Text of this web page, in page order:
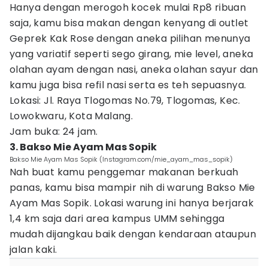
Hanya dengan merogoh kocek mulai Rp8 ribuan
saja, kamu bisa makan dengan kenyang di outlet
Geprek Kak Rose dengan aneka pilihan menunya
yang variatif seperti sego girang, mie level, aneka
olahan ayam dengan nasi, aneka olahan sayur dan
kamu juga bisa refil nasi serta es teh sepuasnya.
Lokasi: Jl. Raya Tlogomas No.79, Tlogomas, Kec.
Lowokwaru, Kota Malang.
Jam buka: 24 jam.
3. Bakso Mie Ayam Mas Sopik
Bakso Mie Ayam Mas Sopik (Instagram.com/mie_ayam_mas_sopik)
Nah buat kamu penggemar makanan berkuah
panas, kamu bisa mampir nih di warung Bakso Mie
Ayam Mas Sopik. Lokasi warung ini hanya berjarak
1,4 km saja dari area kampus UMM sehingga
mudah dijangkau baik dengan kendaraan ataupun
jalan kaki.